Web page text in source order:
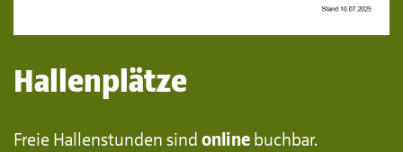
Hallenplätze
Freie Hallenstunden sind online buchbar.